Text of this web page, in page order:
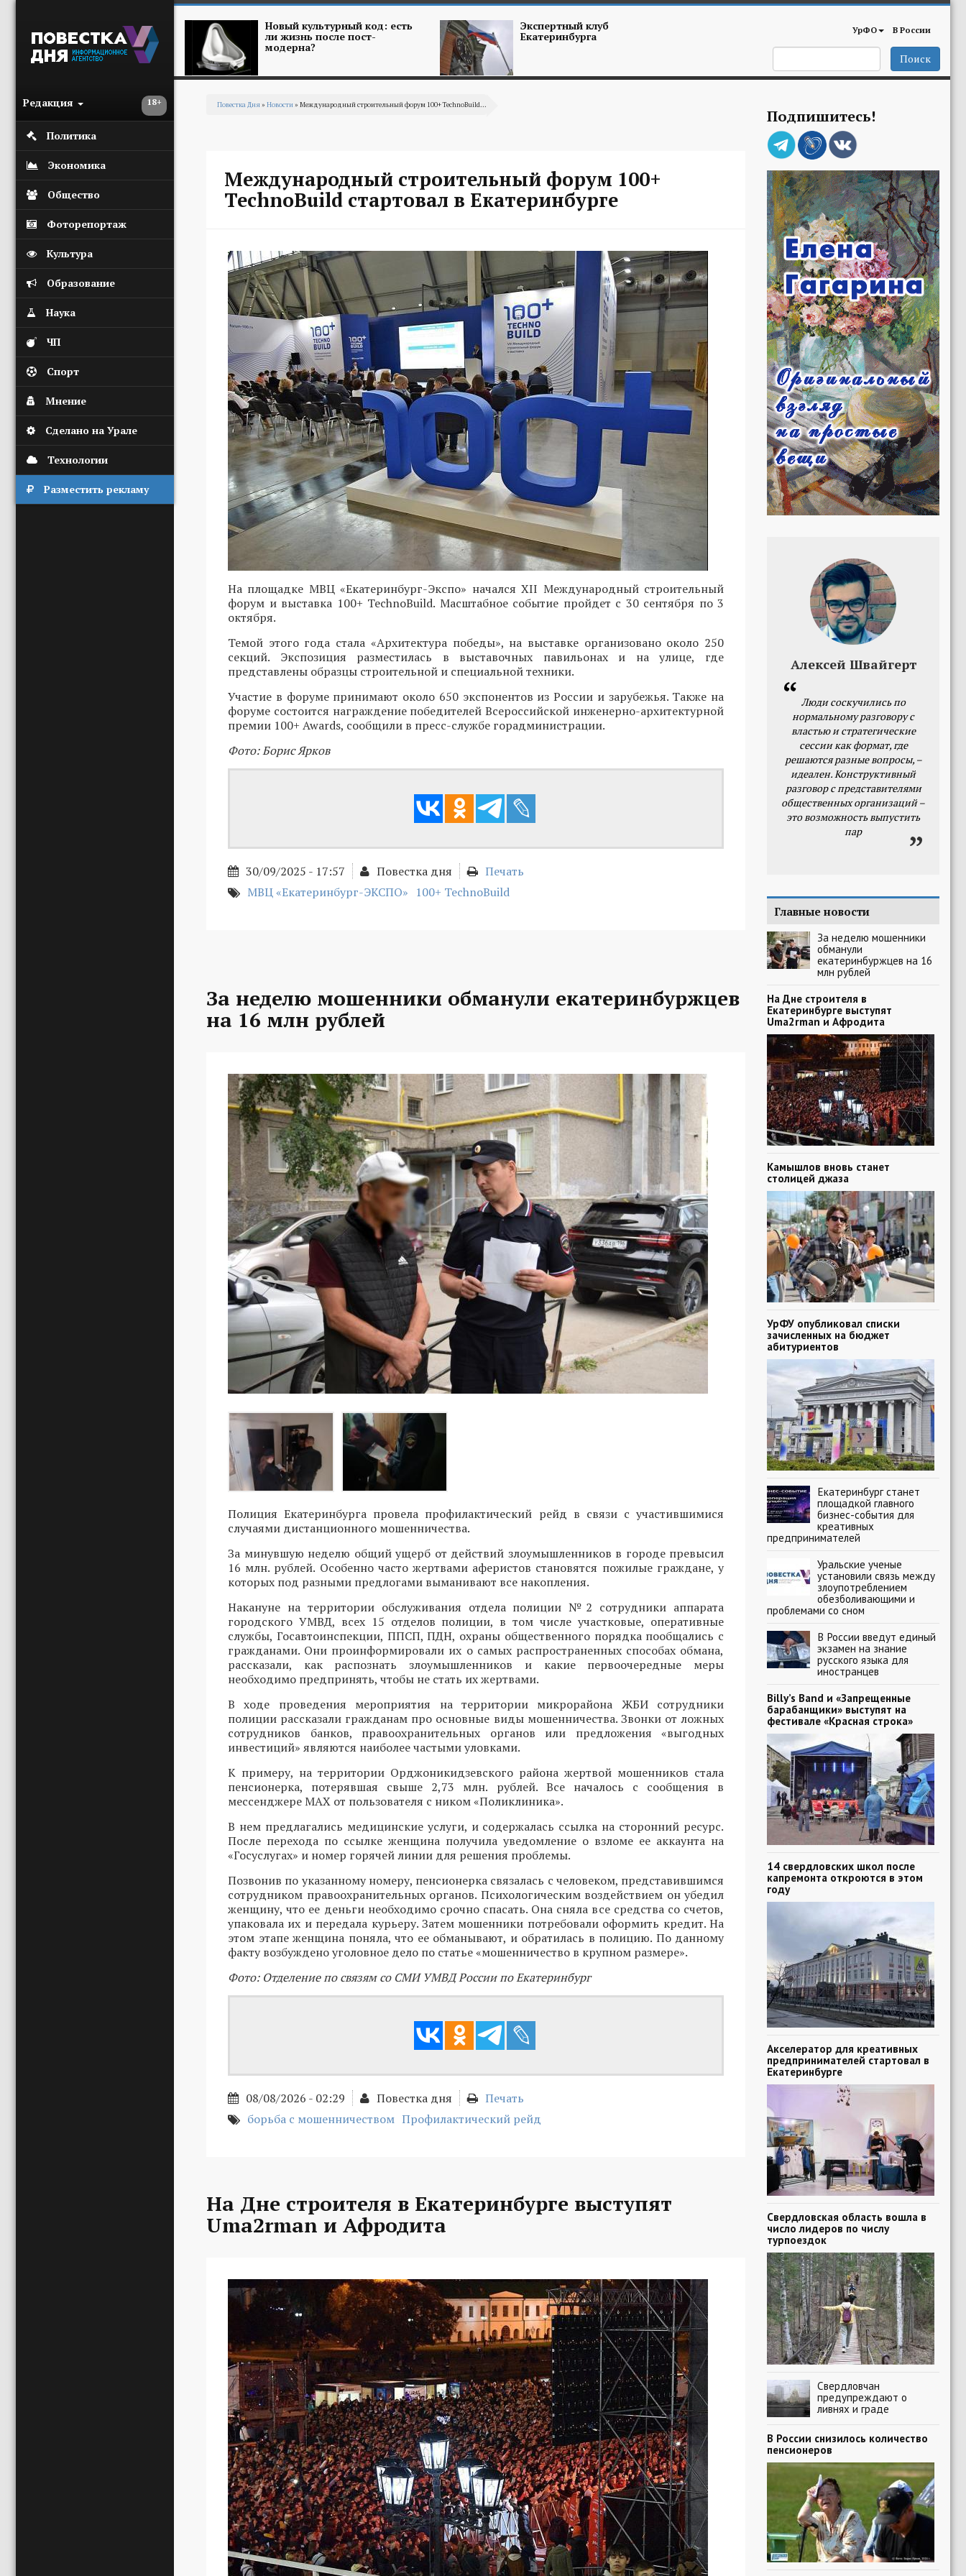
18+
Редакция
Политика
Экономика
Общество
Фоторепортаж
Культура
Образование
Наука
ЧП
Спорт
Мнение
Сделано на Урале
Технологии
Разместить рекламу
Новый культурный код: есть
ли жизнь после пост-
модерна?
Экспертный клуб
Екатеринбурга УрФО В России
Поиск
Повестка Дня» Новости» Международный строительный форум 100+ TechnoBuild...
Международный строительный форум 100+
TechnoBuild стартовал в Екатеринбурге
На площадке МВЦ «Екатеринбург-Экспо» начался XII Международный строительный
форум и выставка 100+ TechnoBuild. Масштабное событие пройдет с 30 сентября по 3
октября.
Темой этого года стала «Архитектура победы», на выставке организовано около 250
секций. Экспозиция разместилась в выставочных павильонах и на улице, где
представлены образцы строительной и специальной техники.
Участие в форуме принимают около 650 экспонентов из России и зарубежья. Также на
форуме состоится награждение победителей Всероссийской инженерно-архитектурной
премии 100+ Awards, сообщили в пресс-службе горадминистрации.
Фото: Борис Ярков
30/09/2025 - 17:57 Повестка дня
Печать
МВЦ «Екатеринбург-ЭКСПО» 100+ TechnoBuild
За неделю мошенники обманули екатеринбуржцев
на 16 млн рублей
Полиция Екатеринбурга провела профилактический рейд в связи с участившимися
случаями дистанционного мошенничества.
За минувшую неделю общий ущерб от действий злоумышленников в городе превысил
16 млн. рублей. Особенно часто жертвами аферистов становятся пожилые граждане, у
которых под разными предлогами выманивают все накопления.
Накануне на территории обслуживания отдела полиции №2 сотрудники аппарата
городского УМВД, всех 15 отделов полиции, в том числе участковые, оперативные
службы, Госавтоинспекции, ППСП, ПДН, охраны общественного порядка пообщались с
гражданами. Они проинформировали их о самых распространенных способах обмана,
рассказали, как распознать злоумышленников и какие первоочередные меры
необходимо предпринять, чтобы не стать их жертвами.
В ходе проведения мероприятия на территории микрорайона ЖБИ сотрудники
полиции рассказали гражданам про основные виды мошенничества. Звонки от ложных
сотрудников банков, правоохранительных органов или предложения «выгодных
инвестиций» являются наиболее частыми уловками.
К примеру, на территории Орджоникидзевского района жертвой мошенников стала
пенсионерка, потерявшая свыше 2,73 млн. рублей. Все началось с сообщения в
мессенджере MAX от пользователя с ником «Поликлиника».
В нем предлагались медицинские услуги, и содержалась ссылка на сторонний ресурс.
После перехода по ссылке женщина получила уведомление о взломе ее аккаунта на
«Госуслугах» и номер горячей линии для решения проблемы.
Позвонив по указанному номеру, пенсионерка связалась с человеком, представившимся
сотрудником правоохранительных органов. Психологическим воздействием он убедил
женщину, что ее деньги необходимо срочно спасать. Она сняла все средства со счетов,
упаковала их и передала курьеру. Затем мошенники потребовали оформить кредит. На
этом этапе женщина поняла, что ее обманывают, и обратилась в полицию. По данному
факту возбуждено уголовное дело по статье «мошенничество в крупном размере».
Фото: Отделение по связям со СМИ УМВД России по Екатеринбург
08/08/2026 - 02:29 Повестка дня
Печать
борьба с мошенничеством Профилактический рейд
На Дне строителя в Екатеринбурге выступят
Uma2rman и Афродита
Подпишитесь!
Алексей Швайгерт
Люди соскучились по
нормальному разговору с
властью и стратегические
сессии как формат, где
решаются разные вопросы, –
идеален. Конструктивный
разговор с представителями
общественных организаций –
это возможность выпустить
пар
Главные новости
За неделю мошенники
обманули
екатеринбуржцев на 16
млн рублей
На Дне строителя в
Екатеринбурге выступят
Uma2rman и Афродита
Камышлов вновь станет
столицей джаза
УрФУ опубликовал списки
зачисленных на бюджет
абитуриентов
Екатеринбург станет
площадкой главного
бизнес-события для
креативных
предпринимателей
Уральские ученые
установили связь между
злоупотреблением
обезболивающими и
проблемами со сном
В России введут единый
экзамен на знание
русского языка для
иностранцев
Billy’s Band и «Запрещенные
барабанщики» выступят на
фестивале «Красная строка»
14 свердловских школ после
капремонта откроются в этом
году
Акселератор для креативных
предпринимателей стартовал в
Екатеринбурге
Свердловская область вошла в
число лидеров по числу
турпоездок
Свердловчан
предупреждают о
ливнях и граде
В России снизилось количество
пенсионеров